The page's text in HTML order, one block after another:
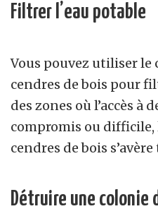
Filtrer l’eau potable
Vous pouvez utiliser le
cendres de bois pour
des zones où l’accès à
compromis ou
cendres de bois
Détruire une colonie